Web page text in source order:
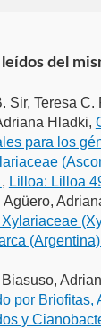
del
Sir, Teresa C.
Hladki,
para los
, Lilloa: Lilloa
Agüero,
Xylariaceae
(Argentina)
por Briofitas,
y